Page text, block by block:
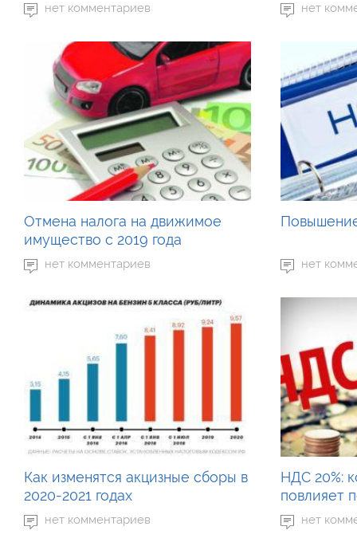
нет комментариев нет
Отмена налога на движимое
имущество с 2019 года
нет комментариев нет
Как изменятся акцизные сборы в
2020-2021 годах
нет комментариев
НДС 20%:
повлияет
нет